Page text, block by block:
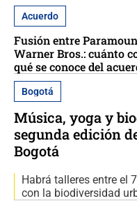
Acuerdo
Fusión entre
Warner Bros.: cuánto
qué se conoce del
Bogotá
Música, yoga y
segunda edición
Bogotá
Habrá talleres entre el
con la biodiversidad